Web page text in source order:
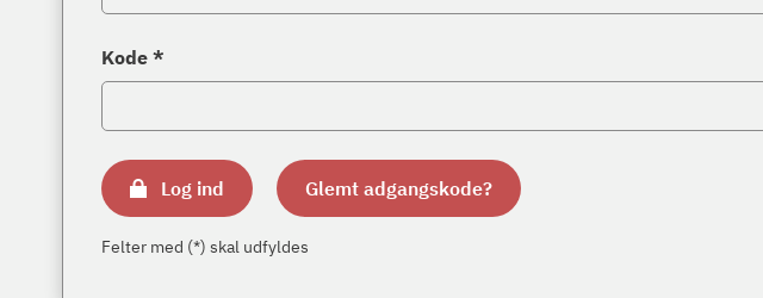
Kode *
Log ind Glemt adgangskode?
Felter med (*) skal udfyldes